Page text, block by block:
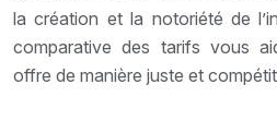
la création et la notoriété de
comparative des tarifs vous
offre de manière juste et